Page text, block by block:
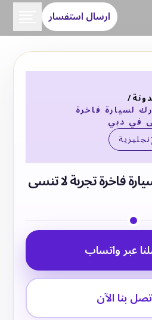
ارسال استفسار
/
لسيارة فاخرة
في دبي
فاخرة تجربة لا تنسى
عبر واتساب
بنا الآن